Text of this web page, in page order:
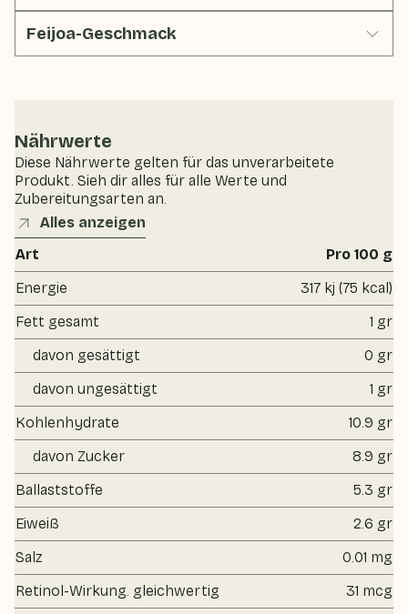
Feijoa-Geschmack
Nährwerte
Diese Nährwerte gelten für das unverarbeitete
Produkt. Sieh dir alles für alle Werte und
Zubereitungsarten an.
Alles anzeigen
Art
Pro 100 g
Energie
317 kj (75 kcal)
Fett gesamt
1 gr
davon gesättigt
0 gr
davon ungesättigt
1 gr
Kohlenhydrate
10.9 gr
davon Zucker
8.9 gr
Ballaststoffe
5.3 gr
Eiweiß
2.6 gr
Salz
0.01 mg
Retinol-Wirkung. gleichwertig
31 mcg